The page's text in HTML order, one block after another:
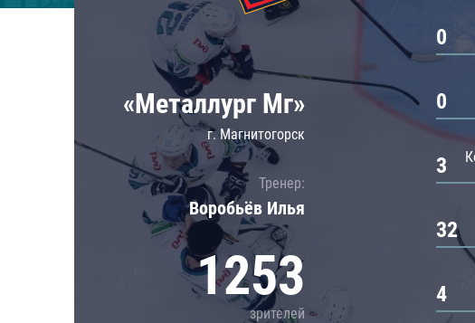
Локомотив
ЦСКА
Шанхайские Драконы
«Металлург Мг»
г. Магнитогорск
Тренер:
Воробьёв Илья
1253
зрителей
0
0
3
32
4